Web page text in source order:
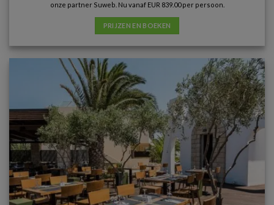
onze partner Suweb. Nu vanaf EUR 839.00 per persoon.
PRIJZEN EN BOEKEN